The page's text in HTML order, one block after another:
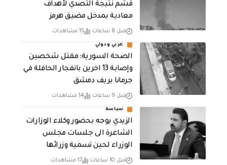
قشم نتيجة التصدي لأهداف
معادية بمدخل مضيق هرمز
قبل 8 ساعات 15 مشاهدات
عربي ودولي
الصحة السورية: مقتل شخصين
وإصابة 13 اخرين بانفجار الحافلة في
جرمانا بريف دمشق
قبل 9 ساعات 14 مشاهدات
سياسة
الزيدي يوجه بحضور وكلاء الوزارات
الشاغرة الى جلسات مجلس
الوزراء لحين تسمية وزرائها
قبل 10 ساعات 17 مشاهدات